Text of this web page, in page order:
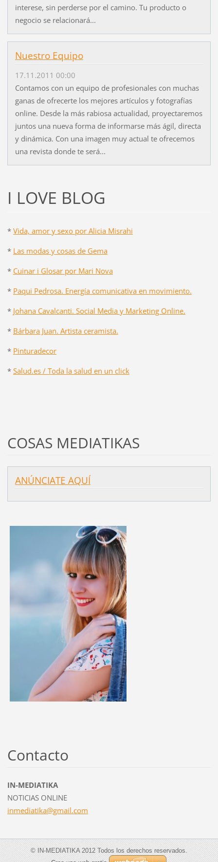
interese, sin perderse por el camino. Tu producto o
negocio se relacionará...
Nuestro Equipo
17.11.2011 00:00
Contamos con un equipo de profesionales con muchas
ganas de ofrecerte los mejores artículos y fotografías
online. Desde la más rabiosa actualidad, proyectaremos
juntos una nueva forma de informarse más ágil, directa
y dinámica. Con una imagen muy actual te ofrecemos
una revista donde te será...
I LOVE BLOG
* Vida, amor y sexo por Alicia Misrahi
* Las modas y cosas de Gema
* Cuinar i Glosar por Mari Nova
* Paqui Pedrosa. Energía comunicativa en movimiento.
* Johana Cavalcanti. Social Media y Marketing Online.
* Bárbara Juan. Artista ceramista.
* Pinturadecor
* Salud.es / Toda la salud en un click
COSAS MEDIATIKAS
ANÚNCIATE AQUÍ
Contacto
IN-MEDIATIKA
NOTICIAS ONLINE
inmediatika@gmail.com
© IN-MEDIATIKA 2012 Todos los derechos reservados.